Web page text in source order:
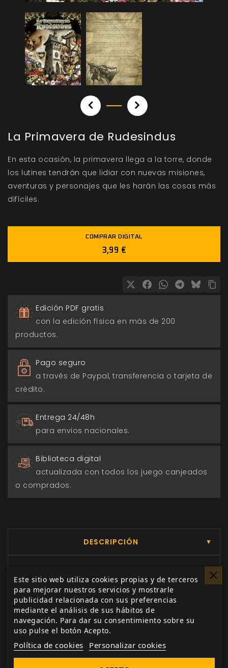
La Primavera de Rudesindus
En esta ocasión, la primavera llega a la torre, donde
los lutines tendrán que lidiar con nuevas misiones,
aventuras y personajes que les harán las cosas más
difíciles.
COMPRAR DIGITAL
3,99 €
Edición PDF gratis
con la edición física en más de 200
productos.
Pago seguro
a través de Paypal, transferencia o tarjeta de
crédito.
Entrega 24/48h
para envios nacionales.
Biblioteca digital
actualizada con todos los juego canjeados
o comprados.
DESCRIPCIÓN ▼
¡Ya es primavera en la Torre de Rudesindus!
Los pajaritos cantan, las nubes se levantan… y
los lutines campan a sus anchas, porque ya es
primavera en la torre de Rudesindus.
Con la llegada de la primavera, la torre se llena
de nuevos y extraños visitantes. ¡Está claro que
Este sitio web utiliza cookies propias y de terceros
para mejorar nuestros servicios y mostrarle
publicidad relacionada con sus preferencias
mediante el análisis de sus hábitos de
navegación. Para dar su consentimiento sobre su
uso pulse el botón Acepto.
Política de cookies Personalizar cookies